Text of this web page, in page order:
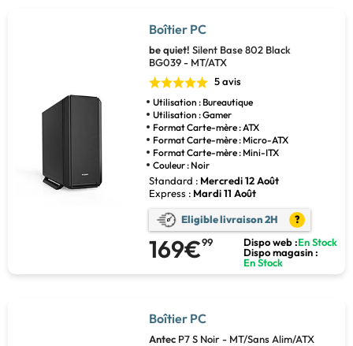
Boîtier PC
be quiet! Silent Base 802 Black
BG039 - MT/ATX
5 avis
Utilisation : Bureautique
Utilisation : Gamer
Format Carte-mère : ATX
Format Carte-mère : Micro-ATX
Format Carte-mère : Mini-ITX
Couleur : Noir
Standard : Mercredi 12 Août
Express : Mardi 11 Août
Eligible livraison 2H ?
169€99 Dispo web :En Stock
Dispo magasin :
En Stock
Boîtier PC
Antec P7 S Noir - MT/Sans Alim/ATX